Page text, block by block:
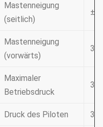
Mastenneigung
(seitlich)
±3°
Mastenneigung
(vorwärts)
3°
Maximaler
Betriebsdruck
Druck des Piloten 3.9